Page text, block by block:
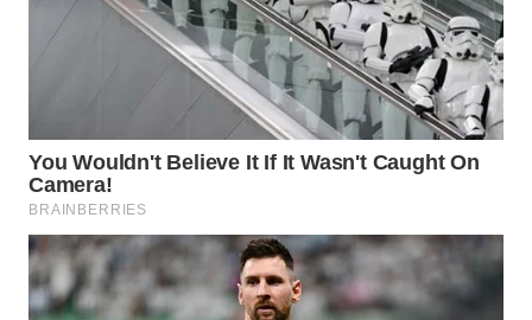
Wahana
Network
KONSUMEN
LISTRIK
MASYARAKAT